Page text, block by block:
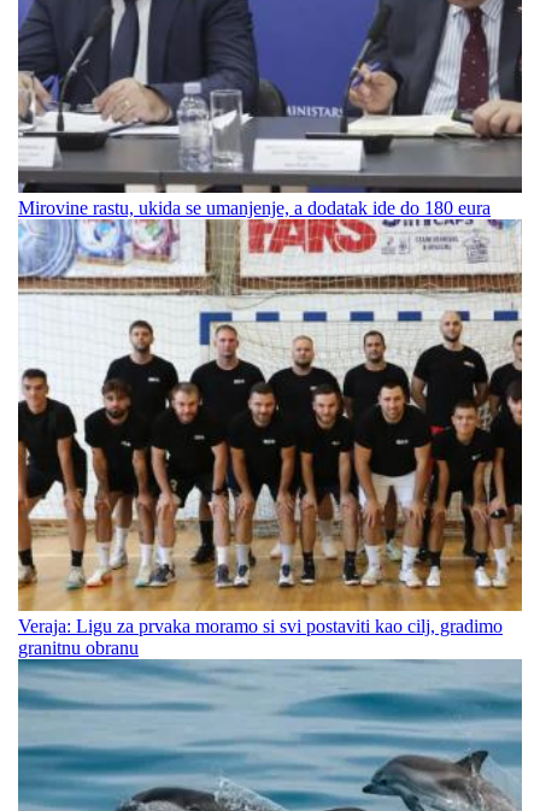
Mirovine rastu, ukida se umanjenje, a dodatak ide do 180 eura
Veraja: Ligu za prvaka moramo si svi postaviti kao cilj, gradimo
granitnu obranu